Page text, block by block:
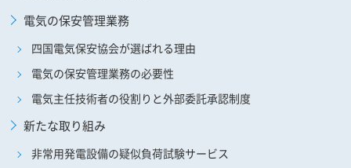
電気の保安管理業務
四国電気保安協会が選ばれる理由
電気の保安管理業務の必要性
電気主任技術者の役割りと外部委託承認制度
新たな取り組み
非常用発電設備の疑似負荷試験サービス